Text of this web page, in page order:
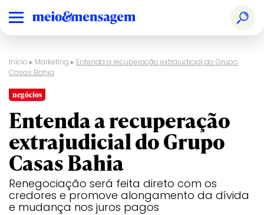
Início ▸ Marketing ▸ Entenda a recuperação extrajudicial do Grupo
Casas Bahia
negócios
Entenda a recuperação
extrajudicial do Grupo
Casas Bahia
Renegociação será feita direto com os
credores e promove alongamento da dívida
e mudança nos juros pagos